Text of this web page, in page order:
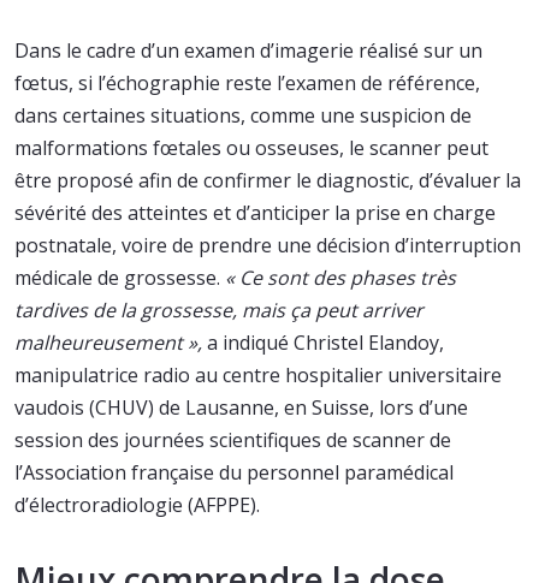
Dans le cadre d’un examen d’imagerie réalisé sur un
fœtus, si l’échographie reste l’examen de référence,
dans certaines situations, comme une suspicion de
malformations fœtales ou osseuses, le scanner peut
être proposé afin de confirmer le diagnostic, d’évaluer la
sévérité des atteintes et d’anticiper la prise en charge
postnatale, voire de prendre une décision d’interruption
médicale de grossesse. « Ce sont des phases très
tardives de la grossesse, mais ça peut arriver
malheureusement »,a indiqué Christel Elandoy,
manipulatrice radio au centre hospitalier universitaire
vaudois (CHUV) de Lausanne, en Suisse, lors d’une
session des journées scientifiques de scanner de
l’Association française du personnel paramédical
d’électroradiologie (AFPPE).